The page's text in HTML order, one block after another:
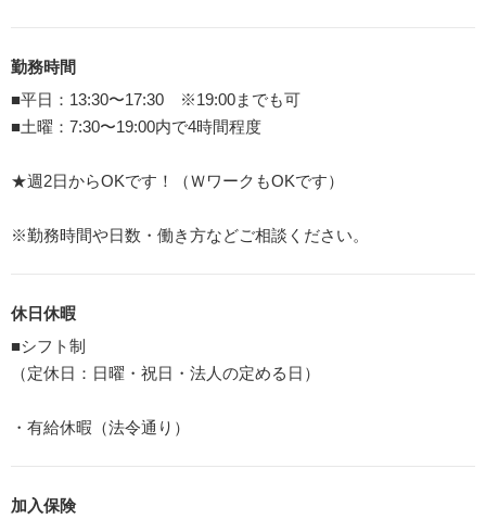
勤務時間
■平日：13:30〜17:30 ※19:00までも可
■土曜：7:30〜19:00内で4時間程度
★週2日からOKです！（ＷワークもOKです）
※勤務時間や日数・働き方などご相談ください。
休日休暇
■シフト制
（定休日：日曜・祝日・法人の定める日）
・有給休暇（法令通り）
加入保険